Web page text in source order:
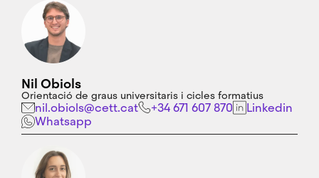
Nil Obiols
Orientació de graus universitaris i cicles formatius
nil.obiols@cett.cat +34 671 607 870
Linkedin
Whatsapp